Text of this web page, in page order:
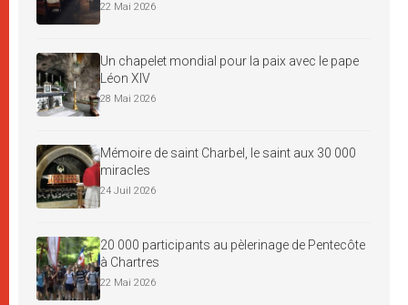
22 Mai 2026
Un chapelet mondial pour la paix avec le pape
Léon XIV
28 Mai 2026
Mémoire de saint Charbel, le saint aux 30 000
miracles
24 Juil 2026
20 000 participants au pèlerinage de Pentecôte
à Chartres
22 Mai 2026